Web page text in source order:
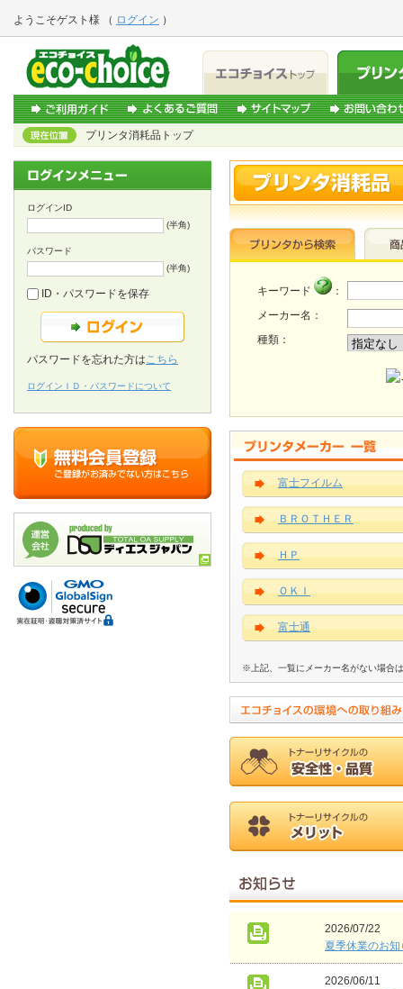
プリンタ消耗品トップ
キーワード
：
メーカー名：
種類：
富士フイルム
ＢＲＯＴＨＥＲ
ＨＰ
ＯＫＩ
富士通
※上記、一覧にメーカー名がない場合
2026/07/22
夏季休業のお知
2026/06/11
ログインID
(半角)
パスワード
(半角)
ID・パスワードを保存
パスワードを忘れた方はこちら
ログインＩＤ・パスワードについて
ようこそゲスト様 （ ログイン ）